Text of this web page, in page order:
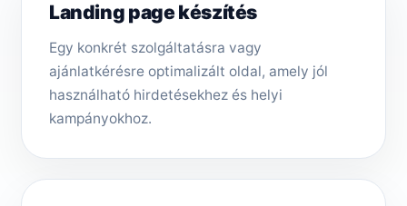
Landing page készítés
Egy konkrét szolgáltatásra vagy
ajánlatkérésre optimalizált oldal, amely jól
használható hirdetésekhez és helyi
kampányokhoz.